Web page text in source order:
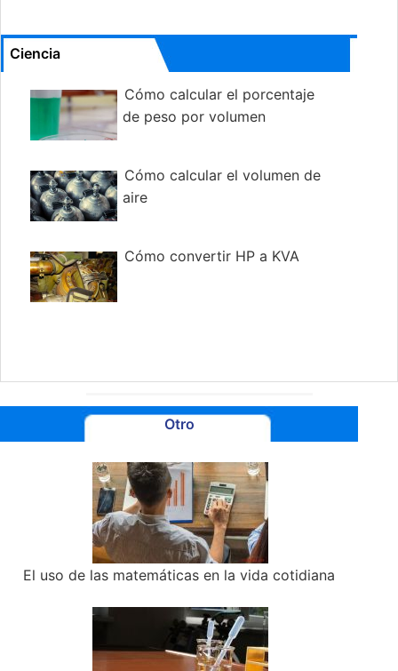
Ciencia
Cómo calcular el porcentaje
de peso por volumen
Cómo calcular el volumen de
aire
Cómo convertir HP a KVA
Otro
El uso de las matemáticas en la vida cotidiana